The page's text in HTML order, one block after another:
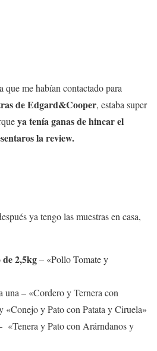
que me habían contactado para
de Edgard&Cooper, estaba super
ya tenía ganas de hincar el
la review.
ya tengo las muestras en casa,
de 2,5kg– «Pollo Tomate y
una – «Cordero y Ternera con
«Conejo y Pato con Patata y Ciruela»
«Tenera y Pato con Arárndanos y